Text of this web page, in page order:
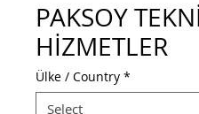
PAKSOY
HİZMETLER
Ülke / Country *